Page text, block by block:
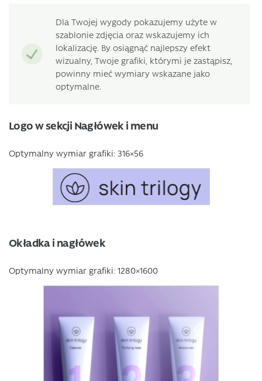
Dla Twojej wygody pokazujemy użyte w
szablonie zdjęcia oraz wskazujemy ich
lokalizację. By osiągnąć najlepszy efekt
wizualny, Twoje grafiki, którymi je zastąpisz,
powinny mieć wymiary wskazane jako
optymalne.
Logo w sekcji Nagłówek i menu
Optymalny wymiar grafiki: 316×56
Okładka i nagłówek
Optymalny wymiar grafiki: 1280×1600